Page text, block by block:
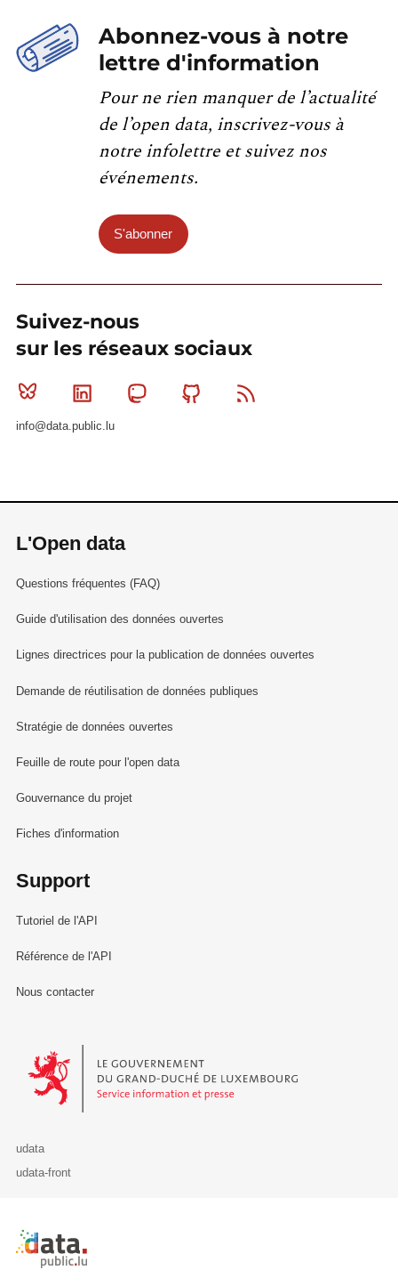
Abonnez-vous à notre
lettre d'information
Pour ne rien manquer de l’actualité
de l’open data, inscrivez-vous à
notre infolettre et suivez nos
événements.
S'abonner
Suivez-nous
sur les réseaux sociaux
Bluesky Linkedin MastodonGithub
info@data.public.lu
L'Open data
Questions fréquentes (FAQ)
Guide d'utilisation des données ouvertes
Lignes directrices pour la publication de données ouvertes
Demande de réutilisation de données publiques
Stratégie de données ouvertes
Feuille de route pour l'open data
Gouvernance du projet
Fiches d'information
Support
Tutoriel de l'API
Référence de l'API
Nous contacter
Le Gouvernement du Grand-Duché de Luxembourg - Service
udata
udata-front
Retour à l'accueil de data.public.lu